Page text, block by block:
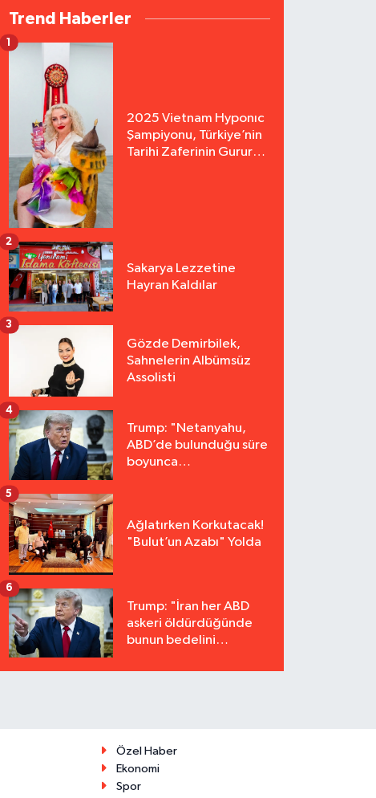
Trend Haberler
2025 Vietnam Hyponıc
Şampiyonu, Türkiye’nin
Tarihi Zaferinin Gururu
1
Sakarya Lezzetine
Hayran Kaldılar
2
Gözde Demirbilek,
Sahnelerin Albümsüz
Assolisti
3
Trump: "Netanyahu,
ABD’de bulunduğu süre
boyunca
4
Ağlatırken Korkutacak!
"Bulut’un Azabı" Yolda
5
Trump: "İran her ABD
askeri öldürdüğünde
bunun bedelini
6
Özel Haber
Ekonomi
Spor